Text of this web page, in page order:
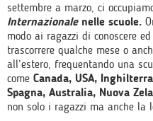
settembre a marzo, ci
Internazionalenelle scuole.
modo ai ragazzi di conoscere
trascorrere qualche mese o
all’estero, frequentando una
come Canada, USA,
Spagna, Australia, Nuova
non solo i ragazzi ma anche la